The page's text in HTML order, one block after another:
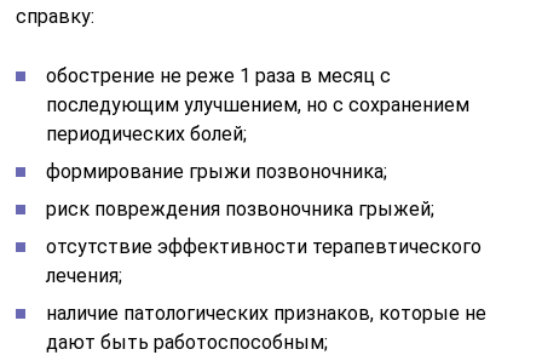
справку:
обострение не реже 1 раза в месяц с
последующим улучшением, но с сохранением
периодических болей;
формирование грыжи позвоночника;
риск повреждения позвоночника грыжей;
отсутствие эффективности терапевтического
лечения;
наличие патологических признаков, которые не
дают быть работоспособным;